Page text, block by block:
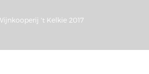
't Kelkie 2017